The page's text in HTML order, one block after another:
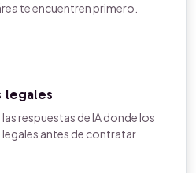
te encuentren primero.
legales
respuestas de IA donde los
antes de contratar